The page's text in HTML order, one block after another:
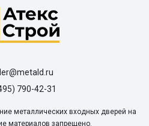
790-42-31
металлических входных дверей на
материалов запрещено.